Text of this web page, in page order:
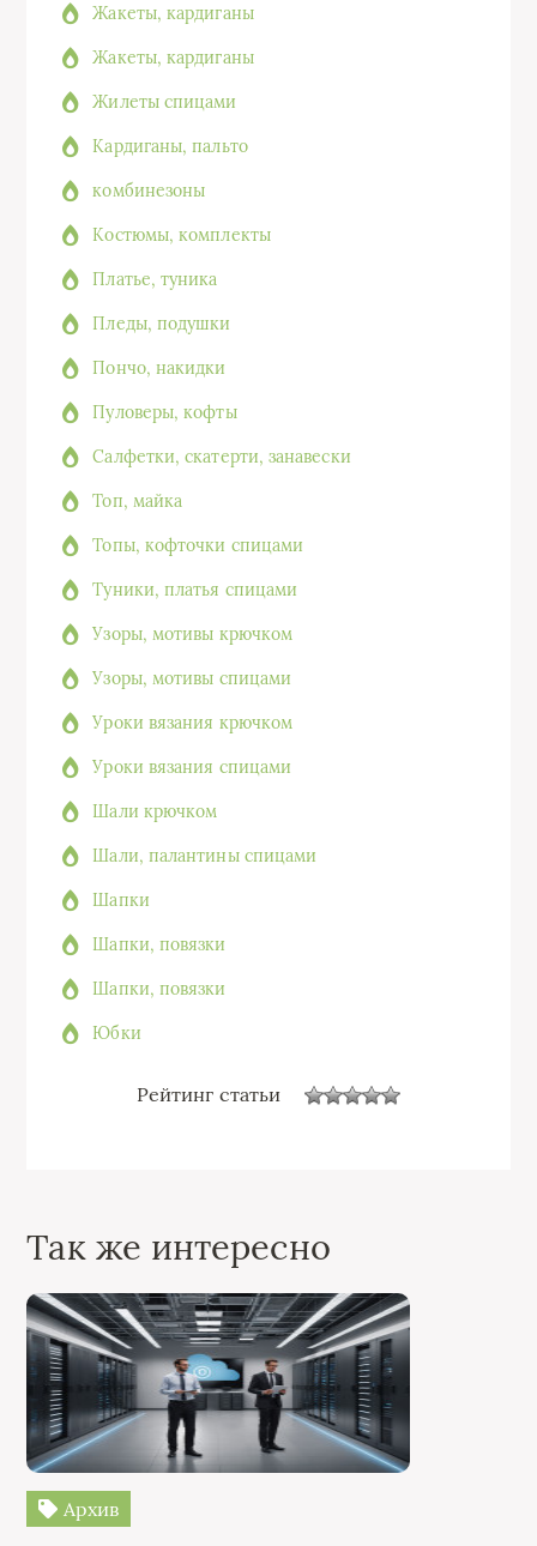
Жакеты, кардиганы
Жакеты, кардиганы
Жилеты спицами
Кардиганы, пальто
комбинезоны
Костюмы, комплекты
Платье, туника
Пледы, подушки
Пончо, накидки
Пуловеры, кофты
Салфетки, скатерти, занавески
Топ, майка
Топы, кофточки спицами
Туники, платья спицами
Узоры, мотивы крючком
Узоры, мотивы спицами
Уроки вязания крючком
Уроки вязания спицами
Шали крючком
Шали, палантины спицами
Шапки
Шапки, повязки
Шапки, повязки
Юбки
Рейтинг статьи
Так же интересно
Архив